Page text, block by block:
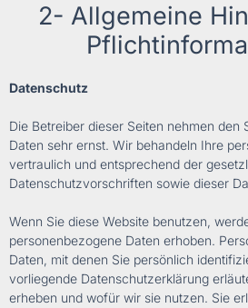
2- Allgemeine
Datenschutz
Die Betreiber dieser Seiten nehmen den
Daten sehr ernst. Wir behandeln Ihre
vertraulich und entsprechend der
Datenschutzvorschriften sowie dieser
Wenn Sie diese Website benutzen,
personenbezogene Daten erhoben.
Daten, mit denen Sie persönlich
vorliegende Datenschutzerklärung
erheben und wofür wir sie nutzen. Sie